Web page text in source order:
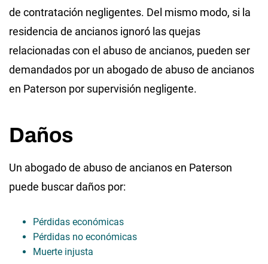
de contratación negligentes. Del mismo modo, si la
residencia de ancianos ignoró las quejas
relacionadas con el abuso de ancianos, pueden ser
demandados por un abogado de abuso de ancianos
en Paterson por supervisión negligente.
Daños
Un abogado de abuso de ancianos en Paterson
puede buscar daños por:
Pérdidas económicas
Pérdidas no económicas
Muerte injusta